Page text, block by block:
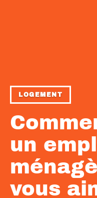
LOGEMENT
un
vous